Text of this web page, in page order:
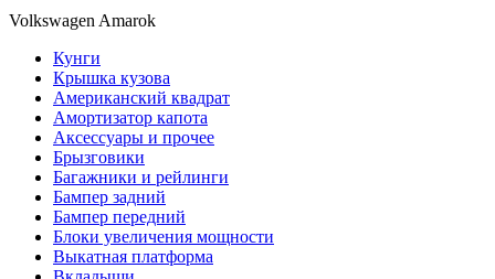
Volkswagen Amarok
Кунги
Крышка кузова
Американский квадрат
Амортизатор капота
Аксессуары и прочее
Брызговики
Багажники и рейлинги
Бампер задний
Бампер передний
Блоки увеличения мощности
Выкатная платформа